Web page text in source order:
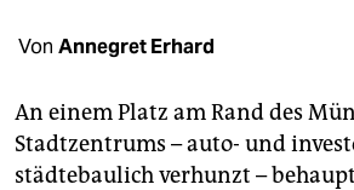
shop
fragen & hilfe
unterstützen
Von Annegret Erhard
An einem Platz am Rand des
Stadtzentrums – auto- und
städtebaulich verhunzt –